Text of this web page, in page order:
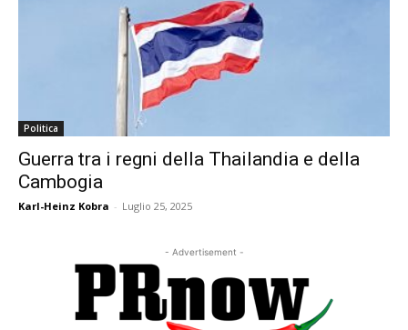
Politica
Guerra tra i regni della Thailandia e della
Cambogia
Karl-Heinz Kobra - Luglio 25, 2025
- Advertisement -